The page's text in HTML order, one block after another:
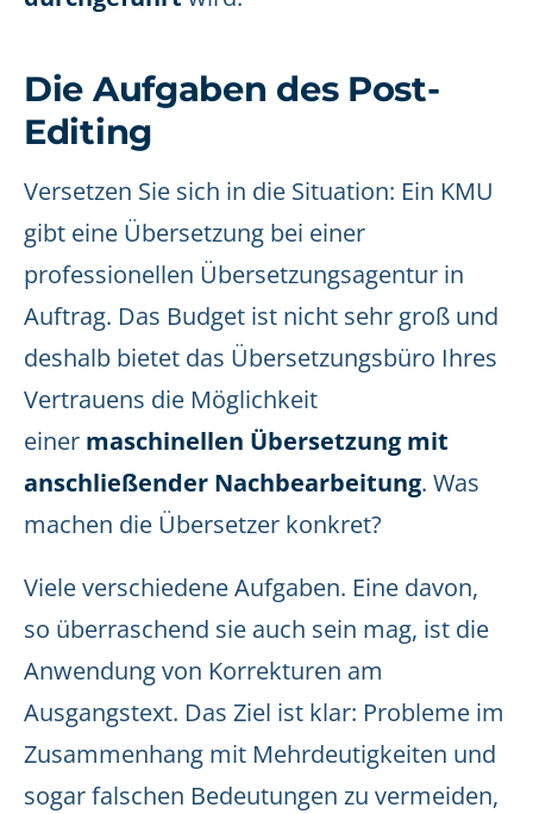
Die Aufgaben des Post-
Editing
Versetzen Sie sich in die Situation: Ein KMU
gibt eine Übersetzung bei einer
professionellen Übersetzungsagentur in
Auftrag. Das Budget ist nicht sehr groß und
deshalb bietet das Übersetzungsbüro Ihres
Vertrauens die Möglichkeit
einer maschinellen Übersetzung mit
anschließender Nachbearbeitung. Was
machen die Übersetzer konkret?
Viele verschiedene Aufgaben. Eine davon,
so überraschend sie auch sein mag, ist die
Anwendung von Korrekturen am
Ausgangstext. Das Ziel ist klar: Probleme im
Zusammenhang mit Mehrdeutigkeiten und
sogar falschen Bedeutungen zu vermeiden,